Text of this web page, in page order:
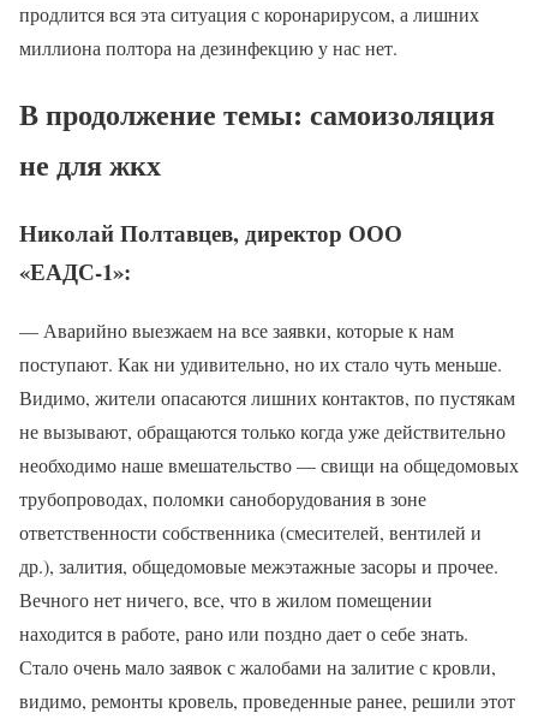
продлится вся эта ситуация с коронарирусом, а лишних
миллиона полтора на дезинфекцию у нас нет.
В продолжение темы: самоизоляция
не для жкх
Николай Полтавцев, директор ООО
«ЕАДС-1»:
— Аварийно выезжаем на все заявки, которые к нам
поступают. Как ни удивительно, но их стало чуть меньше.
Видимо, жители опасаются лишних контактов, по пустякам
не вызывают, обращаются только когда уже действительно
необходимо наше вмешательство — свищи на общедомовых
трубопроводах, поломки саноборудования в зоне
ответственности собственника (смесителей, вентилей и
др.), залития, общедомовые межэтажные засоры и прочее.
Вечного нет ничего, все, что в жилом помещении
находится в работе, рано или поздно дает о себе знать.
Стало очень мало заявок с жалобами на залитие с кровли,
видимо, ремонты кровель, проведенные ранее, решили этот